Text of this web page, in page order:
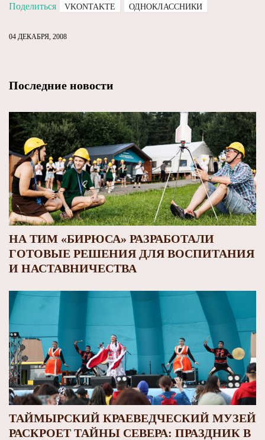
Поделиться VKONTAKTE ОДНОКЛАССНИКИ
04 ДЕКАБРЯ, 2008
Последние новости
НА ТИМ «БИРЮСА» РАЗРАБОТАЛИ
ГОТОВЫЕ РЕШЕНИЯ ДЛЯ ВОСПИТАНИЯ
И НАСТАВНИЧЕСТВА
ТАЙМЫРСКИЙ КРАЕВЕДЧЕСКИЙ МУЗЕЙ
РАСКРОЕТ ТАЙНЫ СЕВЕРА: ПРАЗДНИК В